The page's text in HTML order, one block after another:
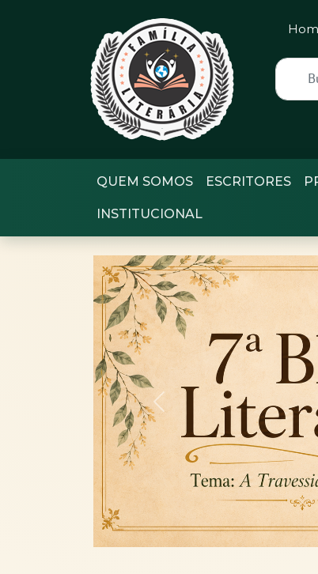
QUEM SOMOS ESCRITORES
INSTITUCIONAL
Previous